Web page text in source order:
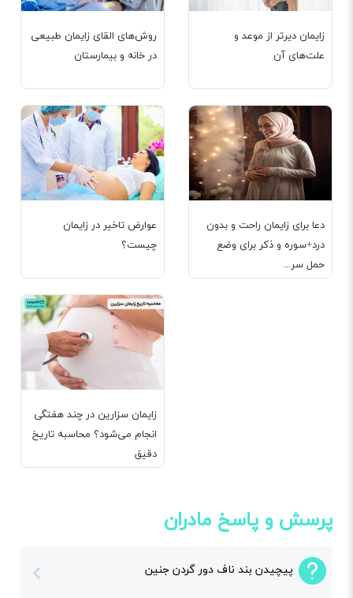
روش‌های القای زایمان طبیعی
در خانه و بیمارستان
زایمان دیرتر از موعد و
علت‌های آن
عوارض تاخیر در زایمان
چیست؟
دعا برای زایمان راحت و بدون
درد+سوره و ذکر برای وضع
حمل سر...
زایمان سزارین در چند هفتگی
انجام می‌شود؟ محاسبه تاریخ
دقیق
پرسش و پاسخ مادران
پیچیدن بند ناف دور گردن جنین